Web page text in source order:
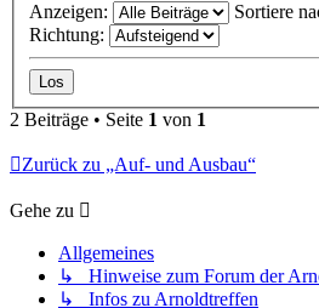
Anzeigen:
Sortiere
Richtung:
2 Beiträge • Seite 1 von 1
Zurück zu „Auf- und Ausbau“
Gehe zu
Allgemeines
↳ Hinweise zum Forum der
↳ Infos zu Arnoldtreffen